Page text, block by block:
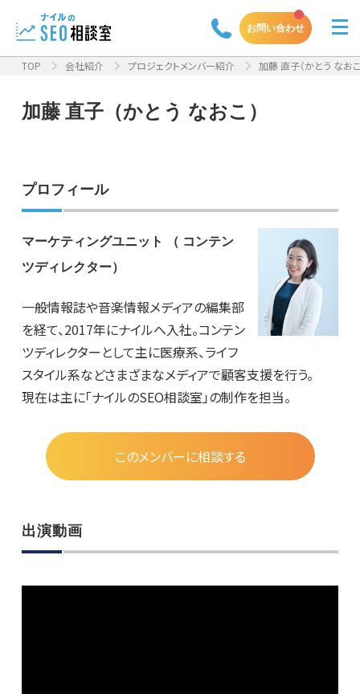
お問い合わせ
TOP 会社紹介 プロジェクトメンバー紹介 加藤 直子（かとう なおこ
加藤 直子（かとう なおこ）
プロフィール
マーケティングユニット （ コンテン
ツディレクター）
一般情報誌や音楽情報メディアの編集部
を経て、2017年にナイルへ入社。コンテン
ツディレクターとして主に医療系、ライフ
スタイル系などさまざまなメディアで顧客支援を行う。
現在は主に「ナイルのSEO相談室」の制作を担当。
このメンバーに相談する
出演動画